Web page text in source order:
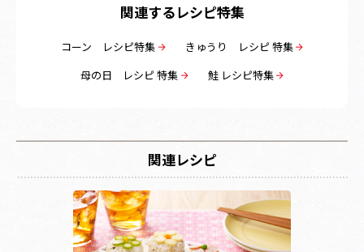
関連するレシピ特集
コーン レシピ特集
きゅうり レシピ 特集
母の日 レシピ 特集
鮭 レシピ特集
関連レシピ